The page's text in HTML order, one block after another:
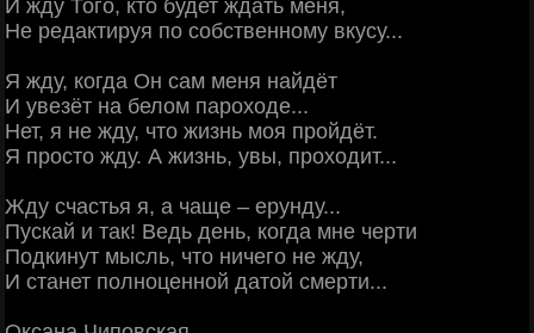
И жду Того, кто будет ждать меня,
Не редактируя по собственному вкусу...
Я жду, когда Он сам меня найдёт
И увезёт на белом пароходе...
Нет, я не жду, что жизнь моя пройдёт.
Я просто жду. А жизнь, увы, проходит...
Жду счастья я, а чаще – ерунду...
Пускай и так! Ведь день, когда мне черти
Подкинут мысль, что ничего не жду,
И станет полноценной датой смерти...